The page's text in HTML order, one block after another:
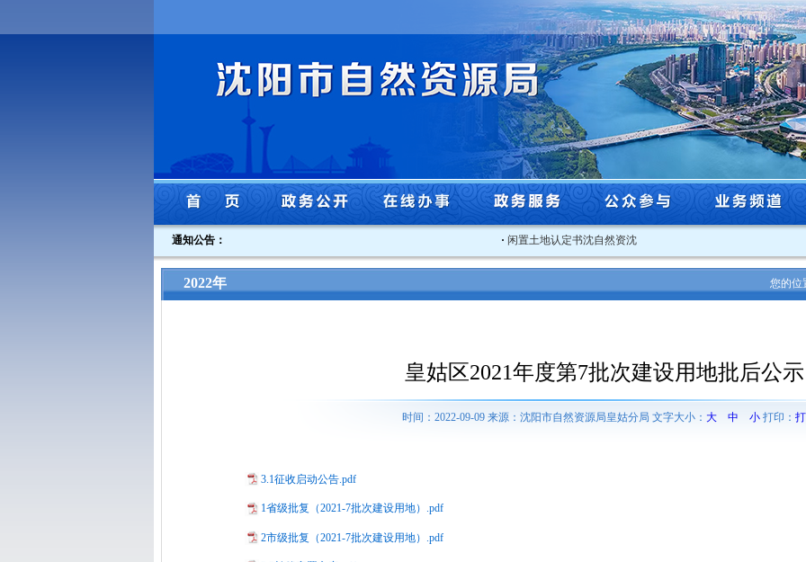
通知公告： 闲置土地认定书沈自然资沈北闲认字[2025]3号
2022年 您的位
皇姑区2021年度第7批次建设用地批后公示
时间：2022-09-09 来源：沈阳市自然资源局皇姑分局 文字大小： 大 中 小打印：
3.1征收启动公告.pdf
1省级批复（2021-7批次建设用地）.pdf
2市级批复（2021-7批次建设用地）.pdf